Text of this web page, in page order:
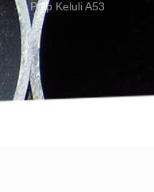
Paip Keluli A53